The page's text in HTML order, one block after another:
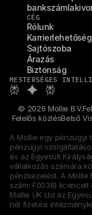
CÉG
Rólunk
Sajtószoba
Árazás
Biztonság
MESTERSÉGES
© 2026 Mollie B.V.
Felelős közlésBelső
A Mollie egy pénzügyi
pénzügyi
és az Egyesült
vállalkozás számára
pénzkezelést. A
szám: F0038)
Mollie UK Ltd az
nél fizetési